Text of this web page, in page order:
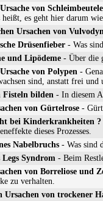
von
heißt, es geht hier darum
Ursachen von
Drüsenfieber - Was
und Lipödeme - Über die
von Polypen -
sind, anstatt frei und
Fisteln bilden - In diesem
von Gürtelrose -
bei Kinderkrankheiten ?
dieses Prozesses.
Nabelbruchs - Was sind
Legs Syndrom - Beim
von Borreliose und
zu verhalten.
Ursachen von trockener